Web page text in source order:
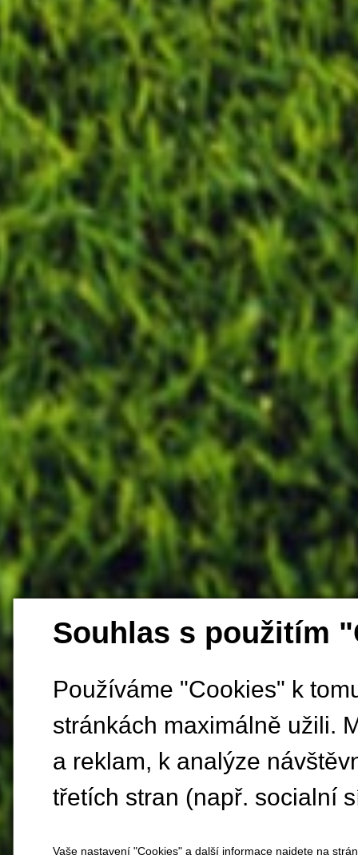
Souhlas s použitím
Používáme "Cookies" k
stránkách maximálně užili.
a reklam, k analýze
třetích stran (např. socialní
Vaše nastavení "Cookies" a další informace najdete na